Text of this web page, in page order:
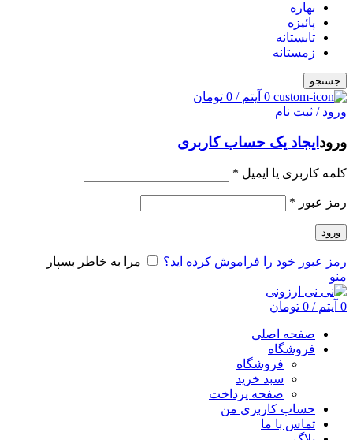
بهاره
پائیزه
تابستانه
زمستانه
جستجو
0 آیتم /
0 تومان
ورود / ثبت نام
ورود ایجاد یک حساب کاربری
کلمه کاربری یا ایمیل *
رمز عبور *
ورود
رمز عبور خود را فراموش کرده اید؟
مرا به خاطر بسپار
منو
0 آیتم /
0 تومان
صفحه اصلی
فروشگاه
فروشگاه
سبد خرید
صفحه پرداخت
حساب کاربری من
تماس با ما